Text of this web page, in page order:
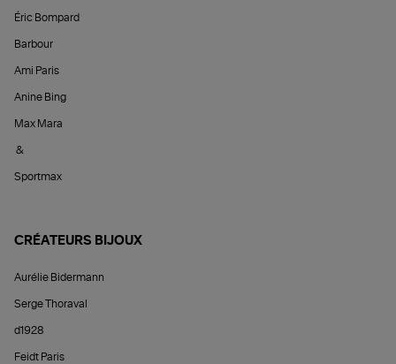
Éric Bompard
Barbour
Ami Paris
Anine Bing
Max Mara
&
Sportmax
CRÉATEURS BIJOUX
Aurélie Bidermann
Serge Thoraval
d1928
Feidt Paris